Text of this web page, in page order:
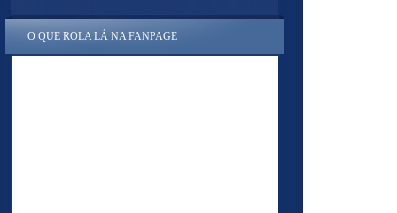
O QUE ROLA LÁ NA FANPAGE